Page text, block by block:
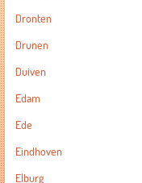
Dronten
Drunen
Duiven
Edam
Ede
Eindhoven
Elburg